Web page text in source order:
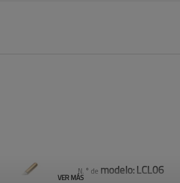
N. ° de modelo:LCL06
VER MÁS